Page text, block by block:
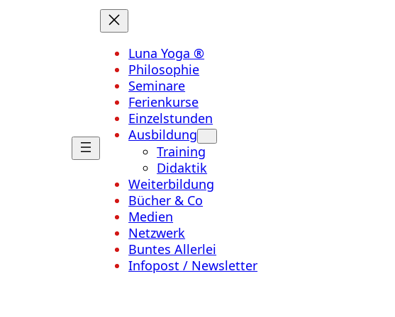
Luna Yoga ®
Philosophie
Seminare
Ferienkurse
Einzelstunden
Ausbildung
Training
Didaktik
Weiterbildung
Bücher & Co
Medien
Netzwerk
Buntes Allerlei
Infopost / Newsletter